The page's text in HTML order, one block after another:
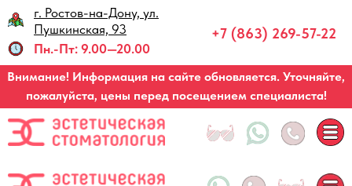
г. Ростов-на-Дону, ул.
Пушкинская, 93
Пн.-Пт: 9.00—20.00
+7 (863) 269-57-22
Внимание! Информация на сайте обновляется. Уточняйте,
пожалуйста, цены перед посещением специалиста!
Запись по звонку